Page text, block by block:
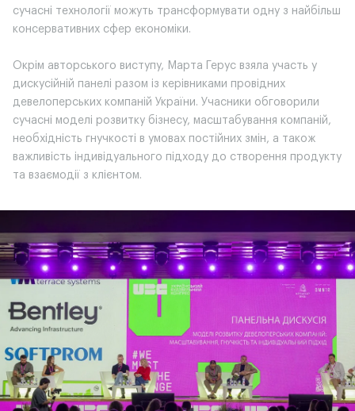
сучасні технології можуть трансформувати одну з найбільш
консервативних сфер економіки.
Окрім авторського виступу, Марта Герус взяла участь у
дискусійній панелі разом із керівниками провідних
девелоперських компаній України. Учасники обговорили
сучасні моделі розвитку бізнесу, масштабування компаній,
необхідність гнучкості в умовах постійних змін, а також
важливість індивідуального підходу до створення продукту
та взаємодії з клієнтом.